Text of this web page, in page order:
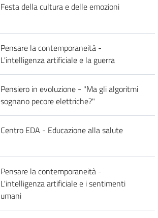
Festa della cultura e delle emozioni
Pensare la contemporaneità -
L'intelligenza artificiale e la guerra
Pensiero in evoluzione - "Ma gli algoritmi
sognano pecore elettriche?"
Centro EDA - Educazione alla salute
Pensare la contemporaneità -
L'intelligenza artificiale e i sentimenti
umani